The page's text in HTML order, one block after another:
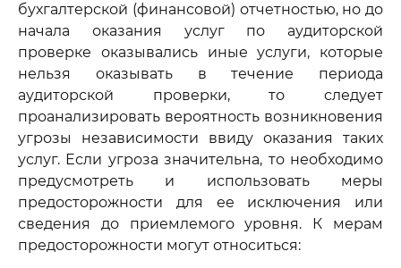
бухгалтерской (финансовой) отчетностью, но до
начала оказания услуг по аудиторской
проверке оказывались иные услуги, которые
нельзя оказывать в течение периода
аудиторской проверки, то следует
проанализировать вероятность возникновения
угрозы независимости ввиду оказания таких
услуг. Если угроза значительна, то необходимо
предусмотреть и использовать меры
предосторожности для ее исключения или
сведения до приемлемого уровня. К мерам
предосторожности могут относиться: